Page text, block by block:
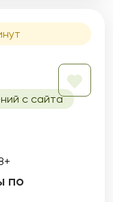
с сайта
по